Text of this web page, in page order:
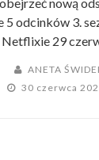
nową
5 odcinków 3.
Netflixie 29
ANETA
30 czerwca